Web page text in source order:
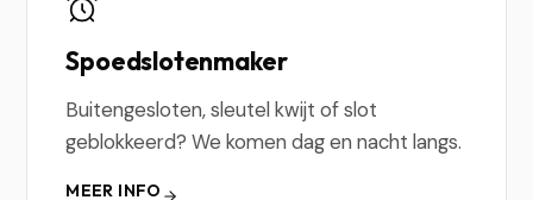
Spoedslotenmaker
Buitengesloten, sleutel kwijt of slot
geblokkeerd? We komen dag en nacht langs.
MEER INFO